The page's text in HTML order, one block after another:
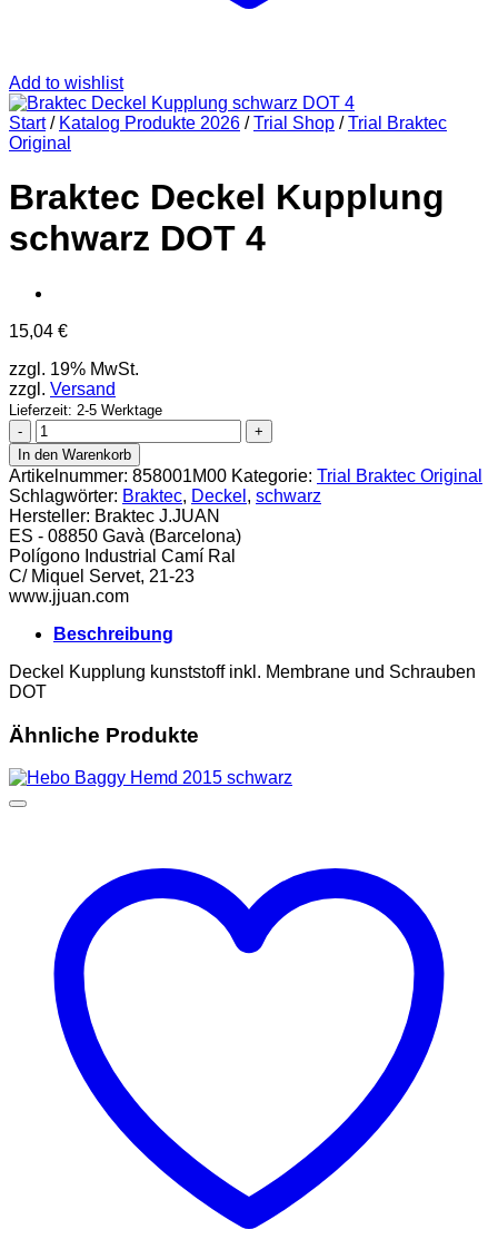
Add to wishlist
Start / Katalog Produkte 2026 / Trial Shop / Trial Braktec
Original
Braktec Deckel Kupplung
schwarz DOT 4
15,04 €
zzgl. 19% MwSt.
zzgl. Versand
Lieferzeit: 2-5 Werktage
Braktec
Deckel
Kupplung
schwarz
DOT
4
Menge
In den Warenkorb
Artikelnummer: 858001M00 Kategorie: Trial Braktec Original
Schlagwörter: Braktec, Deckel , schwarz
Hersteller: Braktec J.JUAN
ES - 08850 Gavà (Barcelona)
Polígono Industrial Camí Ral
C/ Miquel Servet, 21-23
www.jjuan.com
Beschreibung
Deckel Kupplung kunststoff inkl. Membrane und Schrauben
DOT
Ähnliche Produkte